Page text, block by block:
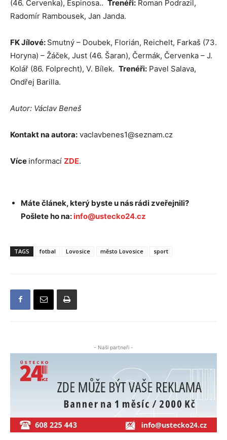
(46. Červenka), Espinosa.. Trenéři: Roman Podrazil,
Radomír Rambousek, Jan Janda.
FK Jílové: Smutný – Doubek, Florián, Reichelt, Farkaš (73.
Horyna) – Žáček, Just (46. Šaran), Čermák, Červenka – J.
Kolář (86. Folprecht), V. Bílek. Trenéři: Pavel Salava,
Ondřej Barilla.
Autor: Václav Beneš
Kontakt na autora: vaclavbenes1@seznam.cz
Více informací ZDE.
Máte článek, který byste u nás rádi zveřejnili?
Pošlete ho na: info@ustecko24.cz
TAGS fotbal Lovosice město Lovosice sport
- Naši partneři -